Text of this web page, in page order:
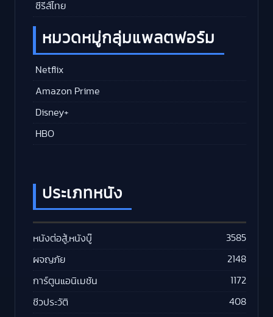
ซีรีส์ไทย
หมวดหมู่กลุ่มแพลตฟอร์ม
Netflix
Amazon Prime
Disney+
HBO
ประเภทหนัง
หนังต่อสู้,หนังบู๊ 3585
ผจญภัย 2148
การ์ตูนแอนิเมชัน 1172
ชีวประวัติ 408